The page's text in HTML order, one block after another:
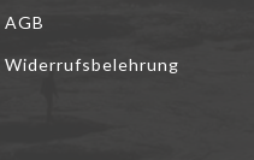
AGB
Widerrufsbelehrung